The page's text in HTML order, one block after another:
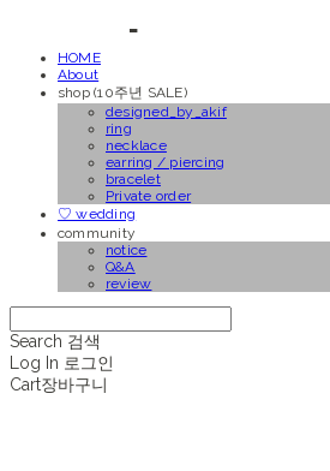
HOME
About
shop (10주년 SALE)
designed_by_akif
ring
necklace
earring / piercing
bracelet
Private order
♡ wedding
community
notice
Q&A
review
Search 검색
Log In 로그인
Cart장바구니